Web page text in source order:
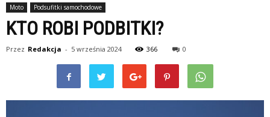
Moto Podsufitki samochodowe
KTO ROBI PODBITKI?
Przez Redakcja - 5 września 2024 366 0